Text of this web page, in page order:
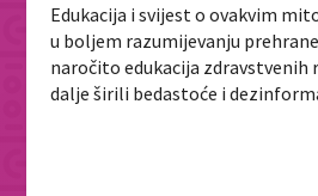
Edukacija i svijest o ovakvim
u boljem razumijevanju
naročito edukacija zdravstvenih
dalje širili bedastoće i